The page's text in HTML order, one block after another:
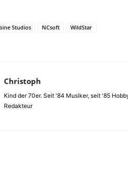
Studios NCsoft WildStar
Christoph
Kind der 70er. Seit '84 Musiker, seit '85
Redakteur